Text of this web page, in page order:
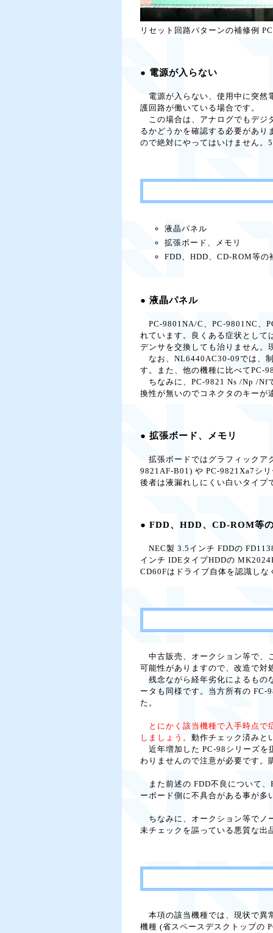
リセット回路パターンの補修例
● 電源が入らない
電源が入らない、使用中に突然
護回路が働いている場合です。
この場合は、アナログでもデジ
るかどうかを確認する必要があ
ので絶対にやってはいけません
液晶パネル
拡張ボード、メモリ
FDD、HDD、CD-ROM等の
● 液晶パネル
PC-9801NA/C、PC-9801NC、
れています。良くある症状として
デンサを交換しても治りません。
なお、NL6440AC30-09では、
す。また、他の機種に比べてPC-
ちなみに、PC-9821 Ns /Np /Nf
換性が無いのでコネクタのキーが
● 拡張ボード、メモリ
拡張ボードではグラフィックア
9821AF-B01) や PC-9821Xa7シ
後者は液漏れしにくい白いタイプ
● FDD、HDD、CD-ROM等
NEC製 3.5インチ FDDの
インチ IDEタイプHDDの
CD60Fはドライブ自体を認識し
中古販売、オークション等で、
可能性がありますので、改造で対
残念ながら経年劣化によるもの
ータも同様です。当方所有の FC-
た。
とにかく該当機種で入手時点
しましょう。 動作チェック済みと
近年増加した PC-98シリーズを
わりませんので注意が必要です。
また前述の FDD不良について、
ーボード側に不具合がある事が多
ちなみに、オークション等でノ
未チェックを謳っている悪質な出
本項の該当機種では、現状で異
機種 (省スペースデスクトップの